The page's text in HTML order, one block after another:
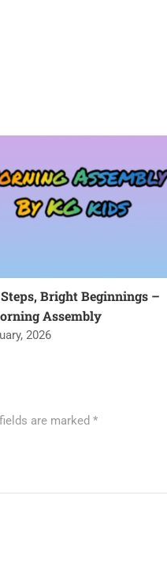
Bright Beginnings –
Assembly
2026
are marked *